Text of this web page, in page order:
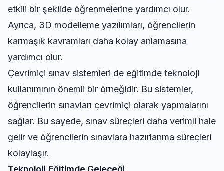
etkili bir şekilde öğrenmelerine yardımcı olur.
Ayrıca, 3D modelleme yazılımları, öğrencilerin
karmaşık kavramları daha kolay anlamasına
yardımcı olur.
Çevrimiçi sınav sistemleri de eğitimde teknoloji
kullanımının önemli bir örneğidir. Bu sistemler,
öğrencilerin sınavları çevrimiçi olarak yapmalarını
sağlar. Bu sayede, sınav süreçleri daha verimli hale
gelir ve öğrencilerin sınavlara hazırlanma süreçleri
kolaylaşır.